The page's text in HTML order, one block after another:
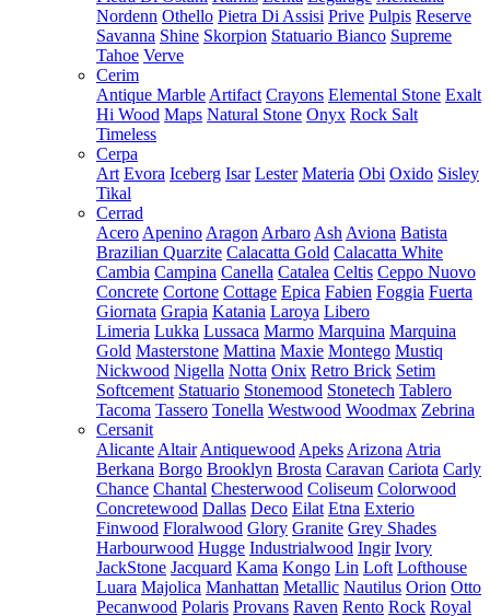
Nordenn Othello Pietra Di Assisi Prive Pulpis Reserve
Savanna Shine Skorpion Statuario Bianco Supreme
Tahoe Verve
Cerim
Antique Marble Artifact Crayons Elemental Stone Exalt
Hi Wood Maps Natural Stone Onyx Rock Salt
Timeless
Cerpa
Art Evora Iceberg Isar Lester Materia Obi Oxido Sisley
Tikal
Cerrad
Acero Apenino Aragon Arbaro Ash Aviona Batista
Brazilian Quarzite Calacatta Gold Calacatta White
Cambia Campina Canella Catalea Celtis Ceppo Nuovo
Concrete Cortone Cottage Epica Fabien Foggia Fuerta
Giornata Grapia Katania Laroya Libero
Limeria Lukka Lussaca Marmo Marquina Marquina
Gold Masterstone Mattina Maxie Montego Mustiq
Nickwood Nigella Notta Onix Retro Brick Setim
Softcement Statuario Stonemood Stonetech Tablero
Tacoma Tassero Tonella Westwood Woodmax Zebrina
Cersanit
Alicante Altair Antiquewood Apeks Arizona Atria
Berkana Borgo Brooklyn Brosta Caravan Cariota Carly
Chance Chantal Chesterwood Coliseum Colorwood
Concretewood Dallas Deco Eilat Etna Exterio
Finwood Floralwood Glory Granite Grey Shades
Harbourwood Hugge Industrialwood Ingir Ivory
JackStone Jacquard Kama Kongo Lin Loft Lofthouse
Luara Majolica Manhattan Metallic Nautilus Orion Otto
Pecanwood Polaris Provans Raven Rento Rock Royal